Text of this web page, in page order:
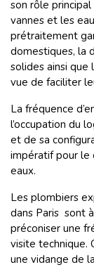
son rôle
vannes et les
prétraitement
domestiques, la
solides ainsi que
vue de faciliter
La fréquence
l’occupation du
et de sa
impératif pour le
eaux.
Les plombiers
dans Paris sont
préconiser une
visite technique.
une vidange de